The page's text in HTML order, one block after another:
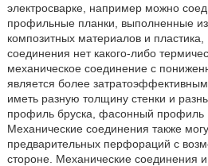
электросварке, например можно
профильные планки, выполненные
композитных материалов и
соединения нет какого-либо
механическое соединение с
является более
иметь разную толщину стенки и
профиль бруска, фасонный профиль
Механические соединения также
предварительных перфораций с
стороне. Механические соединения